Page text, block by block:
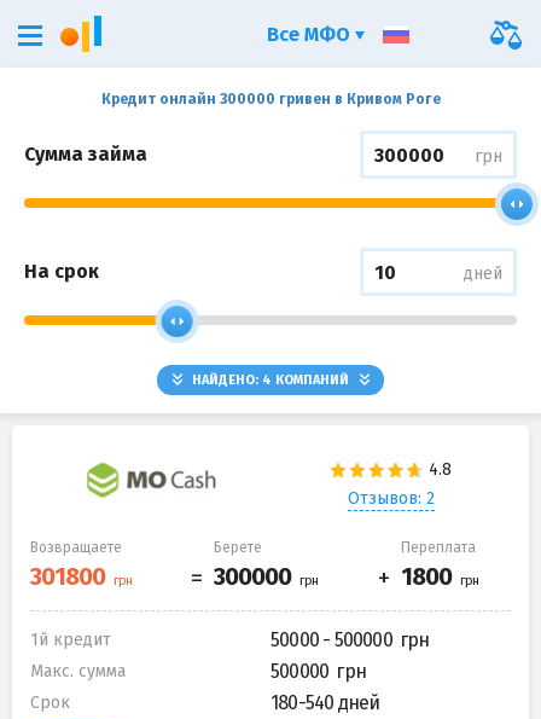
Кредит онлайн 300000 гривен в Кривом Роге
Сумма займа грн
На срок дней
НАЙДЕНО: 4 КОМПАНИЙ
Отзывов: 2
Возвращаете Берете Переплата
1й кредит 50000 - 500000
Макс. сумма 500000
Срок 180-540 дней
Все МФО